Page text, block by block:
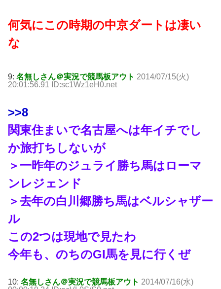
何気にこの時期の中京ダートは凄い
な
9: 名無しさん＠実況で競馬板アウト 2014/07/15(火)
20:01:56.91 ID:sc1Wz1eH0.net
>>8
関東住まいで名古屋へは年イチでし
か旅打ちしないが
＞一昨年のジュライ勝ち馬はローマ
ンレジェンド
＞去年の白川郷勝ち馬はベルシャザー
ル
この2つは現地で見たわ
今年も、のちのGI馬を見に行くぜ
10: 名無しさん＠実況で競馬板アウト 2014/07/16(水)